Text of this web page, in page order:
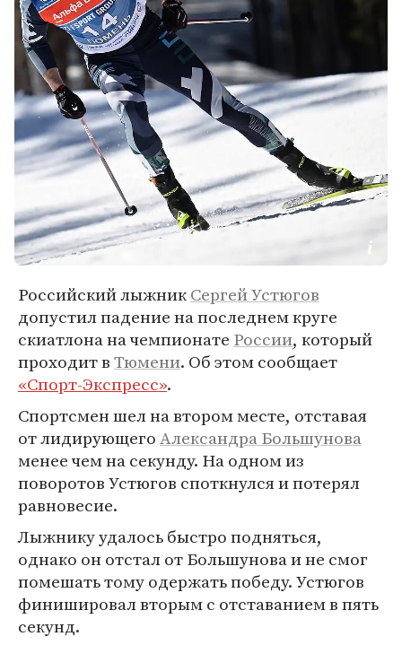
Российский лыжникСергей Устюгов
допустил падение на последнем круге
скиатлона на чемпионате России, который
проходит вТюмени. Об этом сообщает
«Спорт-Экспресс».
Спортсмен шел на втором месте, отставая
от лидирующегоАлександра Большунова
менее чем на секунду. На одном из
поворотов Устюгов споткнулся и потерял
равновесие.
Лыжнику удалось быстро подняться,
однако он отстал от Большунова и не смог
помешать тому одержать победу. Устюгов
финишировал вторым с отставанием в пять
секунд.